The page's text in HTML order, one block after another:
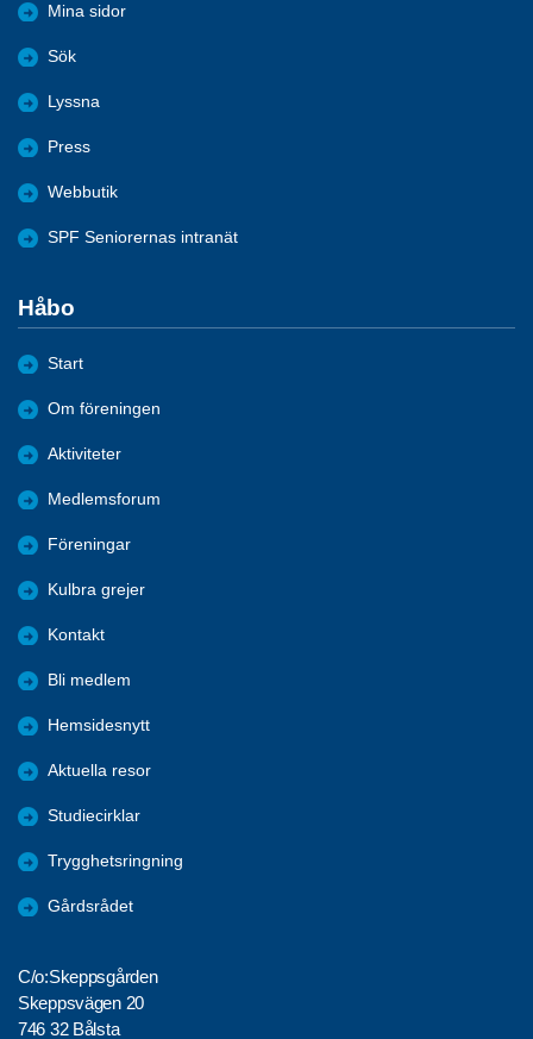
Mina sidor
Sök
Lyssna
Press
Webbutik
SPF Seniorernas intranät
Håbo
Start
Om föreningen
Aktiviteter
Medlemsforum
Föreningar
Kulbra grejer
Kontakt
Bli medlem
Hemsidesnytt
Aktuella resor
Studiecirklar
Trygghetsringning
Gårdsrådet
C/o:Skeppsgården
Skeppsvägen 20
746 32 Bålsta